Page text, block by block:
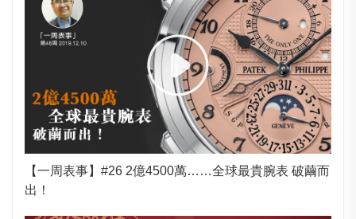
【一周表事】#26 2億4500萬……全球最貴腕表 破繭而
出！